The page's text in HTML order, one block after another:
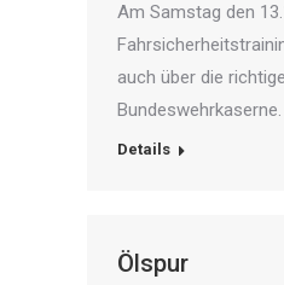
Am Samstag den
auch über die
Details
Ölspur